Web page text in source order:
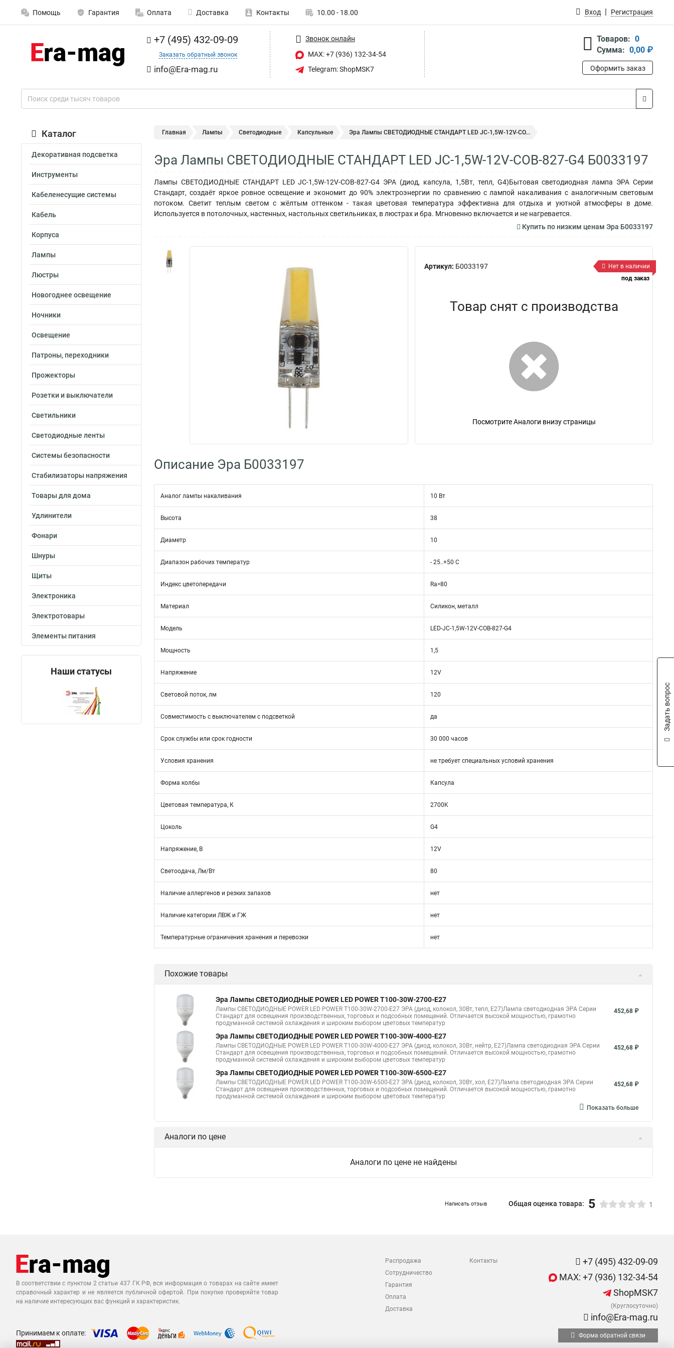
Помощь Гарантия Оплата Доставка Контакты 10.00 - 18.00 Вход Регистрация
+7 (495) 432-09-09
Заказать обратный звонок
info@Era-mag.ru
Звонок онлайн
MAX: +7 (936) 132-34-54
Telegram: ShopMSK7
Товаров: 0
Сумма: 0,00 ₽
Оформить заказ
Каталог
Декоративная подсветка
Инструменты
Кабеленесущие системы
Кабель
Корпуса
Лампы
Люстры
Новогоднее освещение
Ночники
Освещение
Патроны, переходники
Прожекторы
Розетки и выключатели
Светильники
Светодиодные ленты
Системы безопасности
Стабилизаторы напряжения
Товары для дома
Удлинители
Фонари
Шнуры
Щиты
Электроника
Электротовары
Элементы питания
Наши статусы
Главная Лампы Светодиодные Капсульные Эра Лампы СВЕТОДИОДНЫЕ СТАНДАРТ LED JC-1,5W-12V-CO...
Эра Лампы СВЕТОДИОДНЫЕ СТАНДАРТ LED JC-1,5W-12V-COB-827-G4 Б0033197
Лампы СВЕТОДИОДНЫЕ СТАНДАРТ LED JC-1,5W-12V-COB-827-G4 ЭРА (диод, капсула, 1,5Вт, тепл, G4)Бытовая светодиодная лампа ЭРА Серии
Стандарт, создаёт яркое ровное освещение и экономит до 90% электроэнергии по сравнению с лампой накаливания с аналогичным световым
потоком. Светит теплым светом с жёлтым оттенком - такая цветовая температура эффективна для отдыха и уютной атмосферы в доме.
Используется в потолочных, настенных, настольных светильниках, в люстрах и бра. Мгновенно включается и не нагревается.
Купить по низким ценам Эра Б0033197
Артикул: Б0033197
Нет в наличии
под заказ
Товар снят с производства
Посмотрите Аналоги внизу страницы
Описание Эра Б0033197
Аналог лампы накаливания 10 Вт
Высота 38
Диаметр 10
Диапазон рабочих температур - 25..+50 C
Индекс цветопередачи Ra>80
Материал Силикон, металл
Модель LED-JC-1,5W-12V-COB-827-G4
Мощность 1,5
Напряжение 12V
Световой поток, лм 120
Совместимость с выключателем с подсветкой да
Срок службы или срок годности 30 000 часов
Условия хранения не требует специальных условий хранения
Форма колбы Капсула
Цветовая температура, К 2700K
Цоколь G4
Напряжение, В 12V
Светоодача, Лм/Вт 80
Наличие аллергенов и резких запахов нет
Наличие категории ЛВЖ и ГЖ нет
Температурные ограничения хранения и перевозки нет
Похожие товары
Эра Лампы СВЕТОДИОДНЫЕ POWER LED POWER T100-30W-2700-E27
Лампы СВЕТОДИОДНЫЕ POWER LED POWER T100-30W-2700-E27 ЭРА (диод, колокол, 30Вт, тепл, E27)Лампа светодиодная ЭРА Серии
Стандарт для освещения производственных, торговых и подсобных помещений. Отличается высокой мощностью, грамотно
продуманной системой охлаждения и широким выбором цветовых температур
452,68 ₽
Эра Лампы СВЕТОДИОДНЫЕ POWER LED POWER T100-30W-4000-E27
Лампы СВЕТОДИОДНЫЕ POWER LED POWER T100-30W-4000-E27 ЭРА (диод, колокол, 30Вт, нейтр, E27)Лампа светодиодная ЭРА Серии
Стандарт для освещения производственных, торговых и подсобных помещений. Отличается высокой мощностью, грамотно
продуманной системой охлаждения и широким выбором цветовых температур
452,68 ₽
Эра Лампы СВЕТОДИОДНЫЕ POWER LED POWER T100-30W-6500-E27
Лампы СВЕТОДИОДНЫЕ POWER LED POWER T100-30W-6500-E27 ЭРА (диод, колокол, 30Вт, хол, E27)Лампа светодиодная ЭРА Серии
Стандарт для освещения производственных, торговых и подсобных помещений. Отличается высокой мощностью, грамотно
продуманной системой охлаждения и широким выбором цветовых температур
452,68 ₽
Показать больше
Аналоги по цене
Аналоги по цене не найдены
Написать отзыв Общая оценка товара: 5 1
В соответствии с пунктом 2 статьи 437 ГК РФ, вся информация о товарах на сайте имеет
справочный характер и не является публичной офертой. При покупке проверяйте товар
на наличие интересующих вас функций и характеристик.
Распродажа
Сотрудничество
Гарантия
Оплата
Доставка
Контакты
+7 (495) 432-09-09
MAX: +7 (936) 132-34-54
ShopMSK7
(Круглосуточно)
info@Era-mag.ru
Принимаем к оплате: Форма обратной связи
Задать вопрос